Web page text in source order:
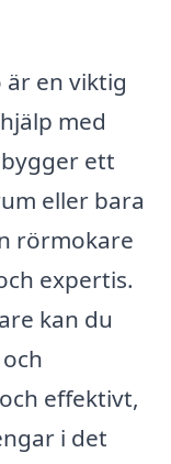
en viktig
med
ett
eller bara
rörmokare
expertis.
kan du
effektivt,
i det